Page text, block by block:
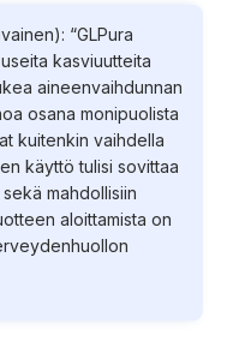
“GLPura
kasviuutteita
aineenvaihdunnan
osana monipuolista
kuitenkin vaihdella
käyttö tulisi sovittaa
mahdollisiin
aloittamista on